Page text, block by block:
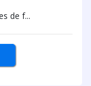
de f...